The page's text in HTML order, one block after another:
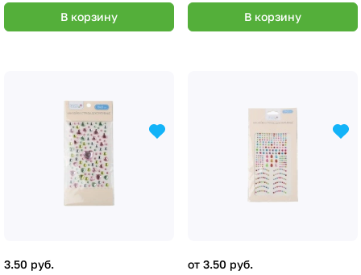
В корзину В корзину
3.50 руб.
от 3.50 руб.